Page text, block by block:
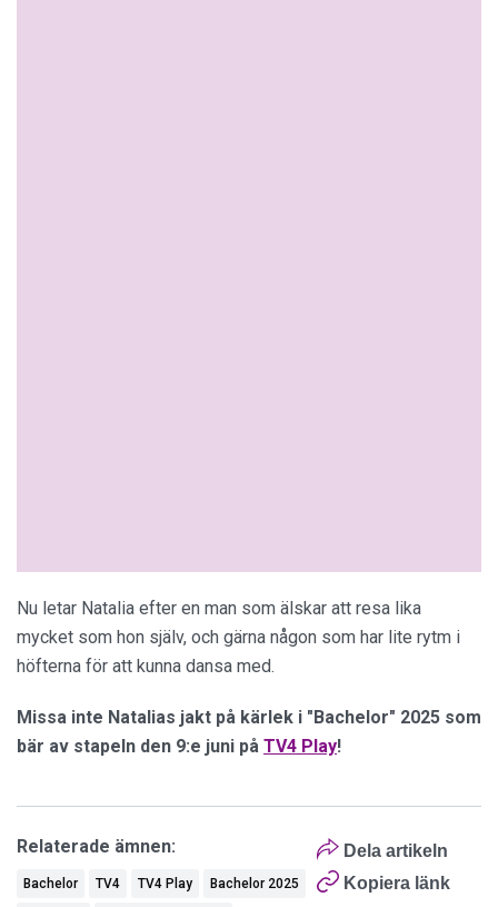
Nu letar Natalia efter en man som älskar att resa lika
mycket som hon själv, och gärna någon som har lite rytm i
höfterna för att kunna dansa med.
Missa inte Natalias jakt på kärlek i "Bachelor" 2025 som
bär av stapeln den 9:e juni på TV4 Play!
Dela artikeln
Kopiera länk
Relaterade ämnen:
Bachelor TV4 TV4 Play Bachelor 2025